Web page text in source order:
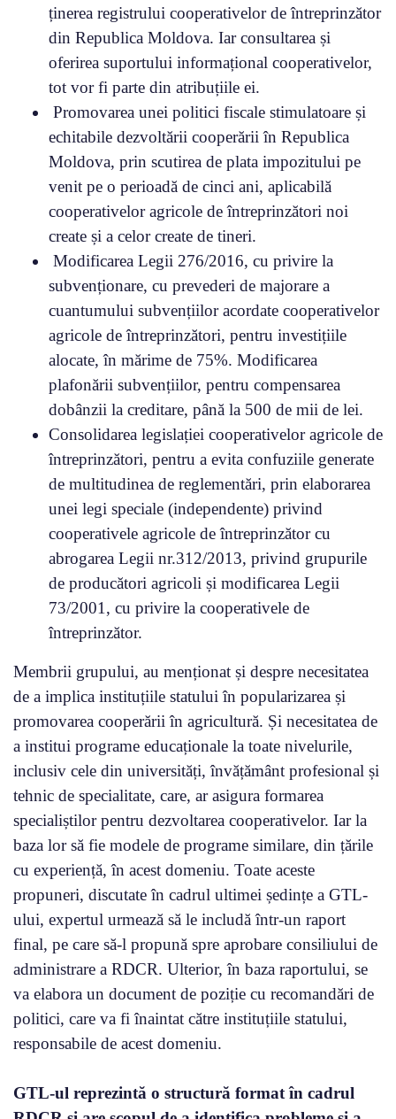
ținerea registrului cooperativelor de întreprinzător
din Republica Moldova. Iar consultarea și
oferirea suportului informațional cooperativelor,
tot vor fi parte din atribuțiile ei.
Promovarea unei politici fiscale stimulatoare și
echitabile dezvoltării cooperării în Republica
Moldova, prin scutirea de plata impozitului pe
venit pe o perioadă de cinci ani, aplicabilă
cooperativelor agricole de întreprinzători noi
create și a celor create de tineri.
Modificarea Legii 276/2016, cu privire la
subvenționare, cu prevederi de majorare a
cuantumului subvențiilor acordate cooperativelor
agricole de întreprinzători, pentru investițiile
alocate, în mărime de 75%. Modificarea
plafonării subvențiilor, pentru compensarea
dobânzii la creditare, până la 500 de mii de lei.
Consolidarea legislației cooperativelor agricole de
întreprinzători, pentru a evita confuziile generate
de multitudinea de reglementări, prin elaborarea
unei legi speciale (independente) privind
cooperativele agricole de întreprinzător cu
abrogarea Legii nr.312/2013, privind grupurile
de producători agricoli și modificarea Legii
73/2001, cu privire la cooperativele de
întreprinzător.
Membrii grupului, au menționat și despre necesitatea
de a implica instituțiile statului în popularizarea și
promovarea cooperării în agricultură. Și necesitatea de
a institui programe educaționale la toate nivelurile,
inclusiv cele din universități, învățământ profesional și
tehnic de specialitate, care, ar asigura formarea
specialiștilor pentru dezvoltarea cooperativelor. Iar la
baza lor să fie modele de programe similare, din țările
cu experiență, în acest domeniu. Toate aceste
propuneri, discutate în cadrul ultimei ședințe a GTL-
ului, expertul urmează să le includă într-un raport
final, pe care să-l propună spre aprobare consiliului de
administrare a RDCR. Ulterior, în baza raportului, se
va elabora un document de poziție cu recomandări de
politici, care va fi înaintat către instituțiile statului,
responsabile de acest domeniu.
GTL-ul reprezintă o structură format în cadrul